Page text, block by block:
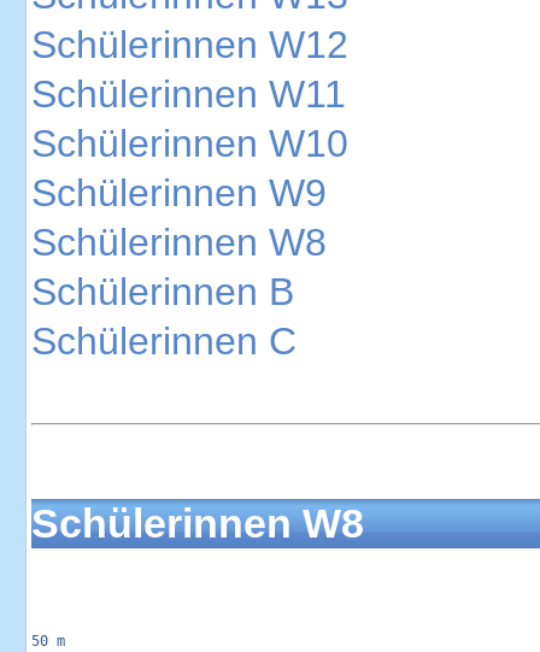
Schülerinnen W12
Schülerinnen W11
Schülerinnen W10
Schülerinnen W9
Schülerinnen W8
Schülerinnen B
Schülerinnen C
Schülerinnen W8
50 m